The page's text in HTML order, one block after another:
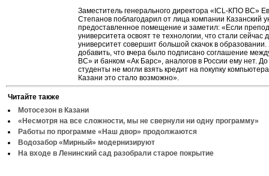
Заместитель генерального директора «ICL-КПО ВС»
Степанов поблагодарил от лица компании Казанский
предоставленное помещение и заметил: «Если
университета освоят те технологии, что стали сейчас
университет совершит большой скачок в образовании.
добавить, что вчера было подписано соглашение
ВС» и банком «Ак Барс», аналогов в России ему нет.
студенты не могли взять кредит на покупку
Казани это стало возможно».
Читайте также
Мотосезон в Казани
«Несмотря на все сложности, мы не свернули ни одну программу»
Работы по программе «Наш двор» продолжаются
Водозабор «Мирный» модернизируют
На входе в Ленинский сад разобрали старое покрытие